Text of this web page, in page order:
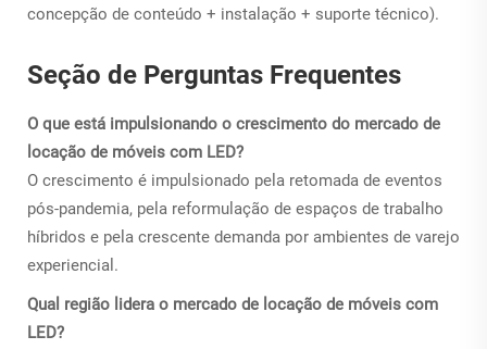
concepção de conteúdo + instalação + suporte técnico).
Seção de Perguntas Frequentes
O que está impulsionando o crescimento do mercado de
locação de móveis com LED?
O crescimento é impulsionado pela retomada de eventos
pós-pandemia, pela reformulação de espaços de trabalho
híbridos e pela crescente demanda por ambientes de varejo
experiencial.
Qual região lidera o mercado de locação de móveis com
LED?